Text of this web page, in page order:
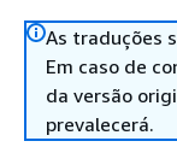
As traduções
Em caso de
da versão
prevalecerá.